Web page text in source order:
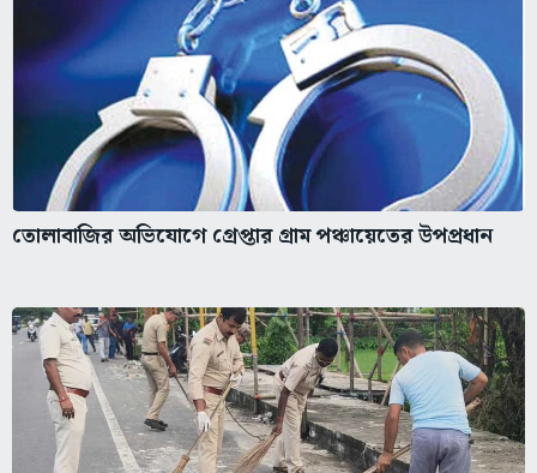
তোলাবাজির অভিযোগে গ্রেপ্তার গ্রাম পঞ্চায়েতের উপপ্রধান